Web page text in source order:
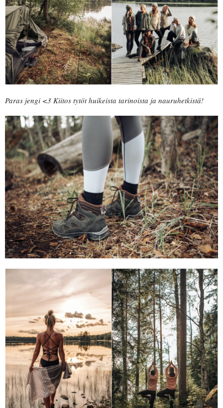
Paras jengi <3 Kiitos tytöt huikeista tarinoista ja nauruhetkistä!